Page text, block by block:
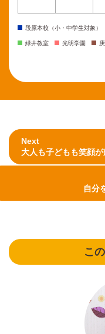
段原本校（小・中学生対象）
緑井教室 光明学園
Next
大人も子どもも笑顔
自分
こ